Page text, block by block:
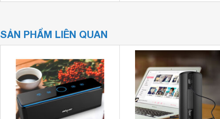
SẢN PHẨM LIÊN QUAN